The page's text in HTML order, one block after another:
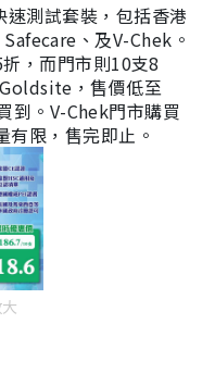
測試套裝，包括香港
、及V-Chek。
，而門市則10支8
，售價低至
到。V-Chek門市購買
限，售完即止。